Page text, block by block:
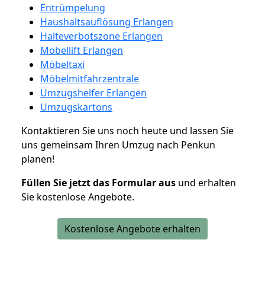
Entrümpelung
Haushaltsauflösung Erlangen
Halteverbotszone Erlangen
Möbellift Erlangen
Möbeltaxi
Möbelmitfahrzentrale
Umzugshelfer Erlangen
Umzugskartons
Kontaktieren Sie uns noch heute und lassen Sie
uns gemeinsam Ihren Umzug nach Penkun
planen!
Füllen Sie jetzt das Formular aus und erhalten
Sie kostenlose Angebote.
Kostenlose Angebote erhalten